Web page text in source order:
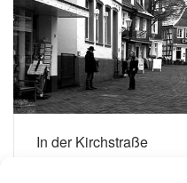
In der Kirchstraße